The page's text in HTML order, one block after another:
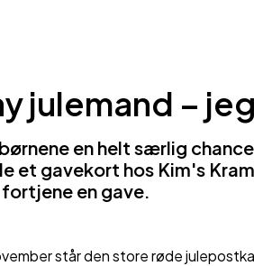
julemand –
en helt særlig
et gavekort hos Kim's
en gave.
står den store røde